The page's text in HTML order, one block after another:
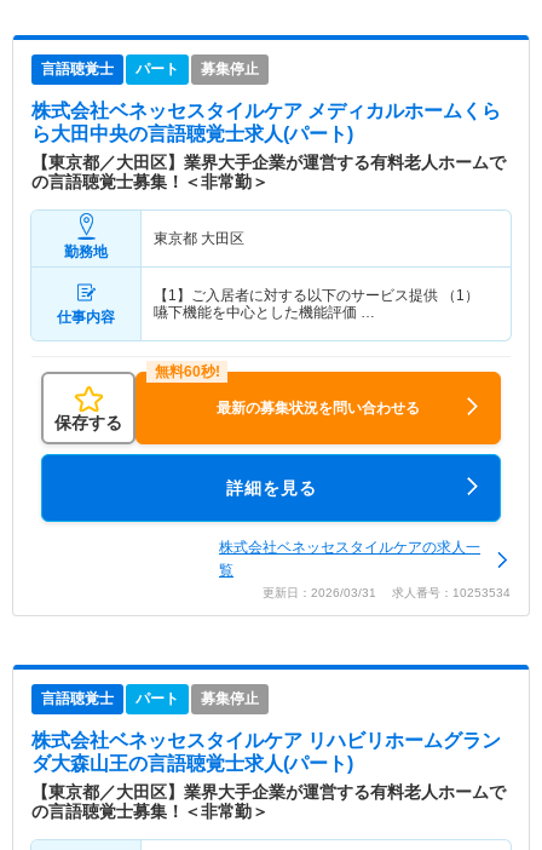
言語聴覚士 パート 募集停止
株式会社ベネッセスタイルケア メディカルホームくら
ら大田中央の言語聴覚士求人(パート)
【東京都／大田区】業界大手企業が運営する有料老人ホームで
の言語聴覚士募集！＜非常勤＞
勤務地
東京都 大田区
仕事内容
【1】ご入居者に対する以下のサービス提供 （1）
嚥下機能を中心とした機能評価 …
保存する
最新の募集状況を問い合わせる
詳細を見る
株式会社ベネッセスタイルケアの求人一
覧
更新日：2026/03/31 求人番号：10253534
言語聴覚士 パート 募集停止
株式会社ベネッセスタイルケア リハビリホームグラン
ダ大森山王の言語聴覚士求人(パート)
【東京都／大田区】業界大手企業が運営する有料老人ホームで
の言語聴覚士募集！＜非常勤＞